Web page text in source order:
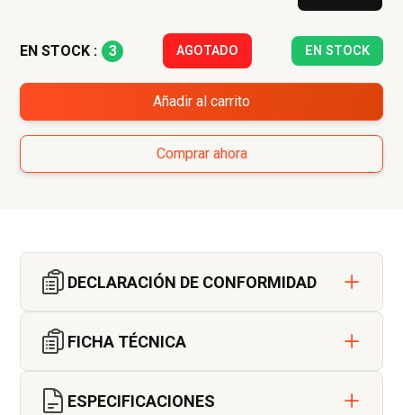
EN STOCK : 3 AGOTADO EN STOCK
Añadir al carrito
Comprar ahora
DECLARACIÓN DE CONFORMIDAD
FICHA TÉCNICA
ESPECIFICACIONES